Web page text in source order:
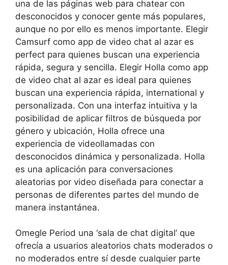
una de las páginas web para chatear con
desconocidos y conocer gente más populares,
aunque no por ello es menos importante. Elegir
Camsurf como app de video chat al azar es
perfect para quienes buscan una experiencia
rápida, segura y sencilla. Elegir Holla como app
de video chat al azar es ideal para quienes
buscan una experiencia rápida, international y
personalizada. Con una interfaz intuitiva y la
posibilidad de aplicar filtros de búsqueda por
género y ubicación, Holla ofrece una
experiencia de videollamadas con
desconocidos dinámica y personalizada. Holla
es una aplicación para conversaciones
aleatorias por video diseñada para conectar a
personas de diferentes partes del mundo de
manera instantánea.
Omegle Period una ‘sala de chat digital’ que
ofrecía a usuarios aleatorios chats moderados o
no moderados entre sí desde cualquier parte